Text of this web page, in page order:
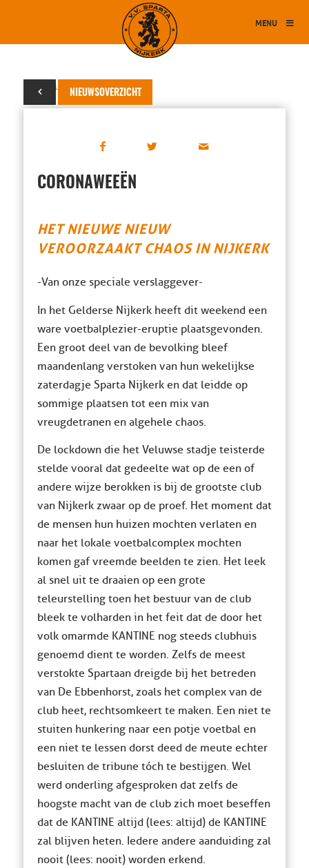
MENU
NIEUWSOVERZICHT
28 februari 2022
CORONAWEEËN
HET NIEUWE NIEUW
VEROORZAAKT CHAOS IN NIJKERK
-Van onze speciale verslaggever-
In het Gelderse Nijkerk heeft dit weekend een
ware voetbalplezier-eruptie plaatsgevonden.
Een groot deel van de bevolking bleef
maandenlang verstoken van hun wekelijkse
zaterdagje Sparta Nijkerk en dat leidde op
sommige plaatsen tot een mix van
vreugdetranen en algehele chaos.
De lockdown die het Veluwse stadje teisterde
stelde vooral dat gedeelte wat op de een of
andere wijze berokken is bij de grootste club
van Nijkerk zwaar op de proef. Het moment dat
de mensen hun huizen mochten verlaten en
naar het lokale voetbalcomplex mochten
komen gaf vreemde beelden te zien. Het leek
al snel uit te draaien op een grote
teleurstelling toen het bestuur van de club
bleek te volharden in het feit dat de door het
volk omarmde KANTINE nog steeds clubhuis
genoemd dient te worden. Zelfs de meest
verstokte Spartaan dreigde bij het betreden
van De Ebbenhorst, zoals het complex van de
club heet, rechtsomkeert te maken. Een niet te
stuiten hunkering naar een potje voetbal en
een niet te lessen dorst deed de meute echter
besluiten de tribune tóch te bestijgen. Wel
werd onderling afgesproken dat zelfs de
hoogste macht van de club zich moet beseffen
dat de KANTINE altijd (lees: altijd) de KANTINE
zal blijven heten. Iedere andere aanduiding zal
nooit (lees: nooit) worden erkend.